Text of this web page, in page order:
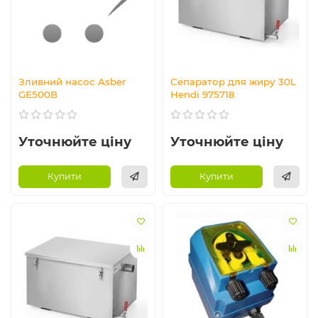
Зливний насос Asber
GE500B
Уточнюйте ціну
Купити
Сепаратор для жиру 30L
Hendi 975718
Уточнюйте ціну
Купити